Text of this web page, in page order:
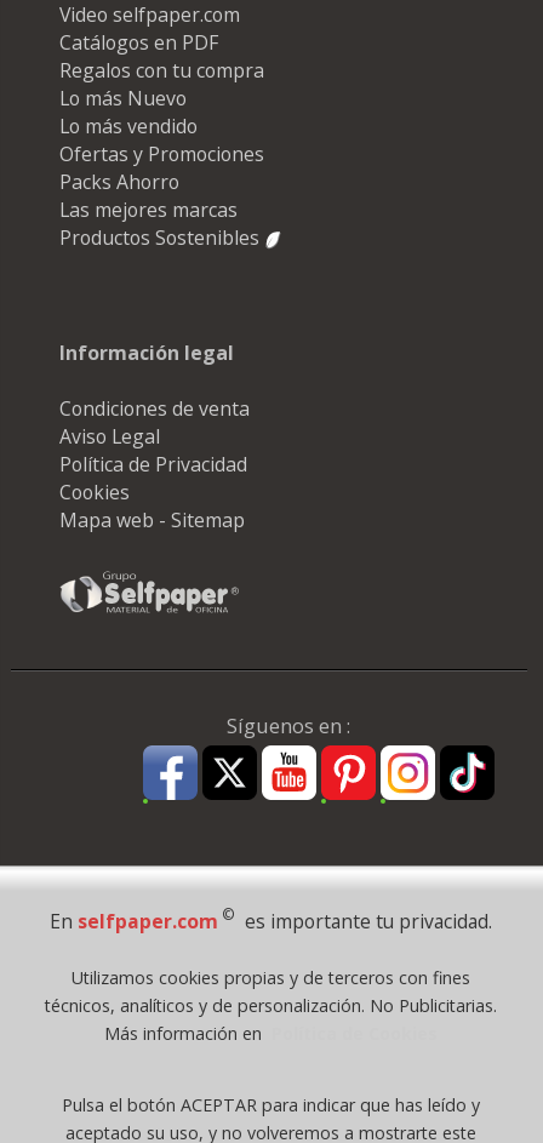
Video selfpaper.com
Catálogos en PDF
Regalos con tu compra
Lo más Nuevo
Lo más vendido
Ofertas y Promociones
Packs Ahorro
Las mejores marcas
Productos Sostenibles
Información legal
Condiciones de venta
Aviso Legal
Política de Privacidad
Cookies
Mapa web - Sitemap
Síguenos en :
Pago Seguro
Todos los derechos reservados
©selfpaper.com, y las webs de ©gruposelfpaper.org están gestionadas, y
Registro Mercantil de Valencia ( España ) CEE:
Tomo 7263, Libro 4565, Folio 1, Sección 8, Hoja V-85203.
En selfpaper.com © es importante tu privacidad.
Utilizamos cookies propias y de terceros con fines
técnicos, analíticos y de personalización. No Publicitarias.
Más información en
Pulsa el botón ACEPTAR para indicar que has leído y
aceptado su uso, y no volveremos a mostrarte este